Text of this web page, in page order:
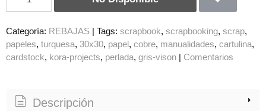
Categoría: REBAJAS Tags: scrapbook scrapbooking scrap
papeles turquesa 30x30 papel cobre manualidades cartulina
cardstock
kora-projects perlada gris-vison Comentarios
Descripción